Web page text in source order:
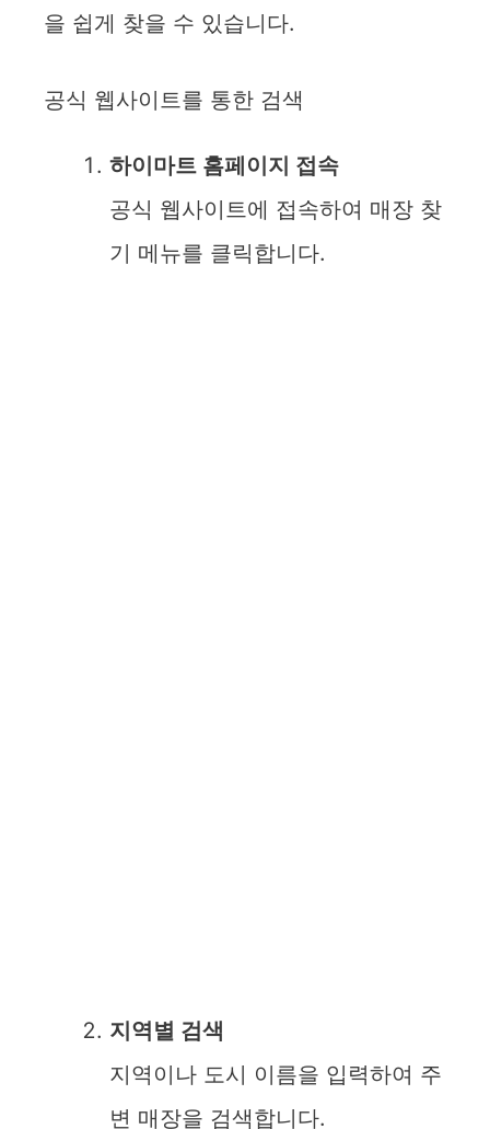
을 쉽게 찾을 수 있습니다.
공식 웹사이트를 통한 검색
하이마트 홈페이지 접속
공식 웹사이트에 접속하여 매장 찾
기 메뉴를 클릭합니다.
지역별 검색
지역이나 도시 이름을 입력하여 주
변 매장을 검색합니다.